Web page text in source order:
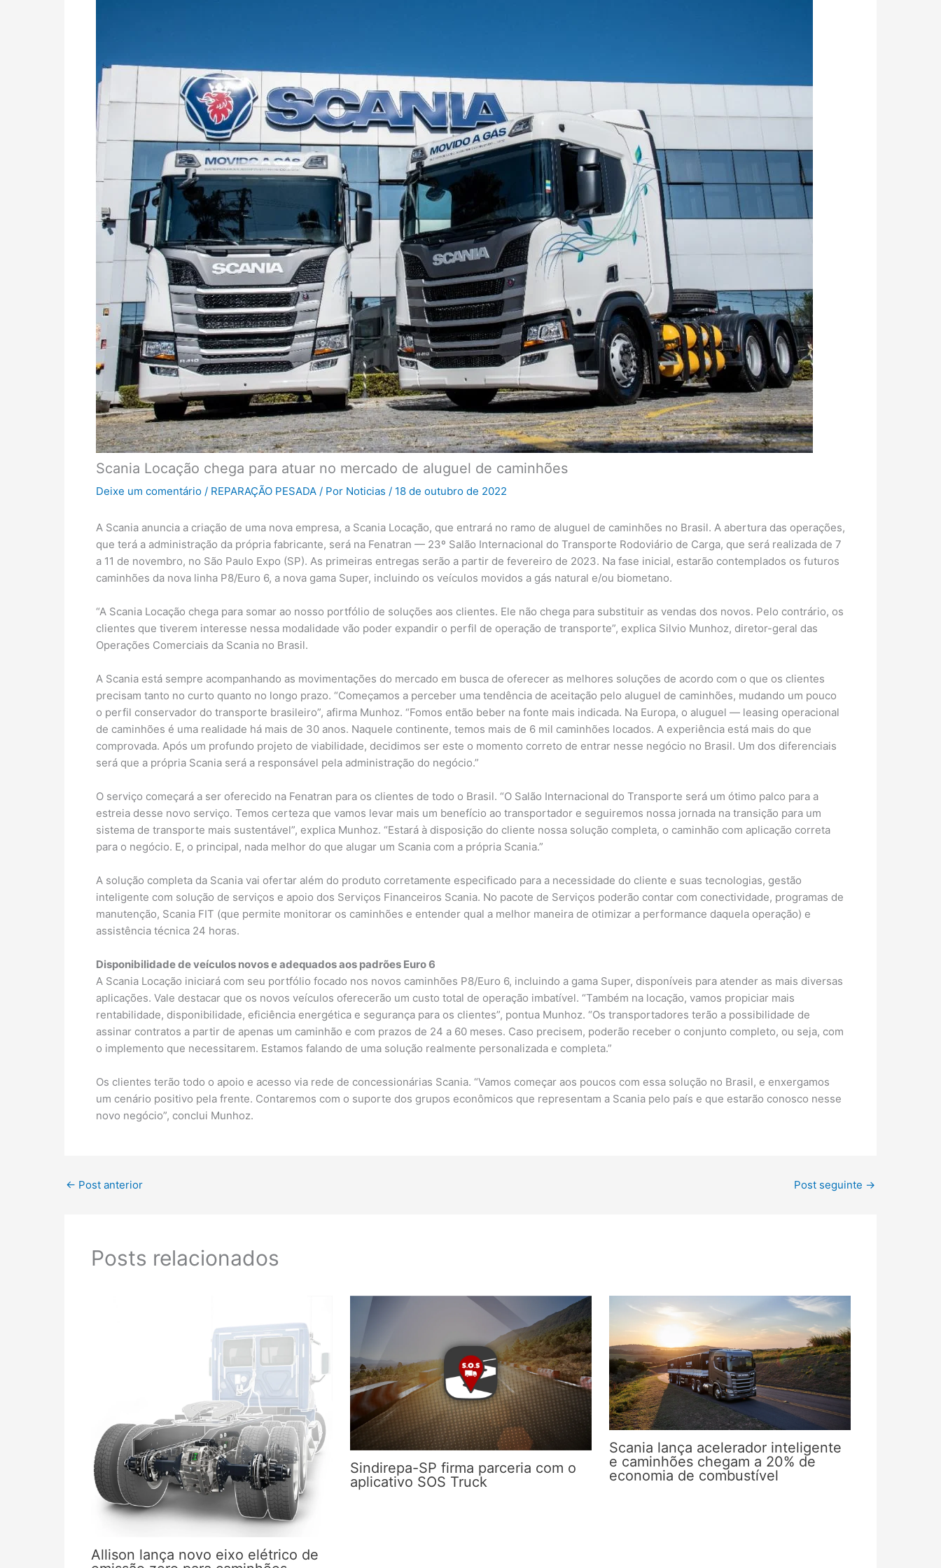
Scania Locação chega para atuar no mercado de aluguel de caminhões
Deixe um comentário / REPARAÇÃO PESADA / Por Noticias / 18 de outubro de 2022
A Scania anuncia a criação de uma nova empresa, a Scania Locação, que entrará no ramo de aluguel de caminhões no Brasil. A abertura das operações,
que terá a administração da própria fabricante, será na Fenatran — 23º Salão Internacional do Transporte Rodoviário de Carga, que será realizada de 7
a 11 de novembro, no São Paulo Expo (SP). As primeiras entregas serão a partir de fevereiro de 2023. Na fase inicial, estarão contemplados os futuros
caminhões da nova linha P8/Euro 6, a nova gama Super, incluindo os veículos movidos a gás natural e/ou biometano.
“A Scania Locação chega para somar ao nosso portfólio de soluções aos clientes. Ele não chega para substituir as vendas dos novos. Pelo contrário, os
clientes que tiverem interesse nessa modalidade vão poder expandir o perfil de operação de transporte”, explica Silvio Munhoz, diretor-geral das
Operações Comerciais da Scania no Brasil.
A Scania está sempre acompanhando as movimentações do mercado em busca de oferecer as melhores soluções de acordo com o que os clientes
precisam tanto no curto quanto no longo prazo. “Começamos a perceber uma tendência de aceitação pelo aluguel de caminhões, mudando um pouco
o perfil conservador do transporte brasileiro”, afirma Munhoz. “Fomos então beber na fonte mais indicada. Na Europa, o aluguel — leasing operacional
de caminhões é uma realidade há mais de 30 anos. Naquele continente, temos mais de 6 mil caminhões locados. A experiência está mais do que
comprovada. Após um profundo projeto de viabilidade, decidimos ser este o momento correto de entrar nesse negócio no Brasil. Um dos diferenciais
será que a própria Scania será a responsável pela administração do negócio.”
O serviço começará a ser oferecido na Fenatran para os clientes de todo o Brasil. “O Salão Internacional do Transporte será um ótimo palco para a
estreia desse novo serviço. Temos certeza que vamos levar mais um benefício ao transportador e seguiremos nossa jornada na transição para um
sistema de transporte mais sustentável”, explica Munhoz. “Estará à disposição do cliente nossa solução completa, o caminhão com aplicação correta
para o negócio. E, o principal, nada melhor do que alugar um Scania com a própria Scania.”
A solução completa da Scania vai ofertar além do produto corretamente especificado para a necessidade do cliente e suas tecnologias, gestão
inteligente com solução de serviços e apoio dos Serviços Financeiros Scania. No pacote de Serviços poderão contar com conectividade, programas de
manutenção, Scania FIT (que permite monitorar os caminhões e entender qual a melhor maneira de otimizar a performance daquela operação) e
assistência técnica 24 horas.
Disponibilidade de veículos novos e adequados aos padrões Euro 6
A Scania Locação iniciará com seu portfólio focado nos novos caminhões P8/Euro 6, incluindo a gama Super, disponíveis para atender as mais diversas
aplicações. Vale destacar que os novos veículos oferecerão um custo total de operação imbatível. “Também na locação, vamos propiciar mais
rentabilidade, disponibilidade, eficiência energética e segurança para os clientes”, pontua Munhoz. “Os transportadores terão a possibilidade de
assinar contratos a partir de apenas um caminhão e com prazos de 24 a 60 meses. Caso precisem, poderão receber o conjunto completo, ou seja, com
o implemento que necessitarem. Estamos falando de uma solução realmente personalizada e completa.”
Os clientes terão todo o apoio e acesso via rede de concessionárias Scania. “Vamos começar aos poucos com essa solução no Brasil, e enxergamos
um cenário positivo pela frente. Contaremos com o suporte dos grupos econômicos que representam a Scania pelo país e que estarão conosco nesse
novo negócio”, conclui Munhoz.
← Post anterior Post seguinte →
Posts relacionados
Allison lança novo eixo elétrico de
Sindirepa-SP firma parceria com o
aplicativo SOS Truck
Scania lança acelerador inteligente
e caminhões chegam a 20% de
economia de combustível